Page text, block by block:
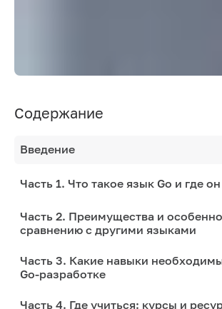
Содержание
Введение
Часть 1. Что такое язык Go и где
Часть 2. Преимущества и
сравнению с другими языками
Часть 3. Какие навыки
Go-разработке
Часть 4. Где учиться: курсы и